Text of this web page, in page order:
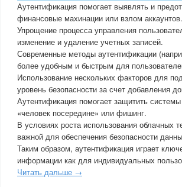
Аутентификация помогает выявлять и
финансовые махинации или взлом аккаунтов.
Упрощение процесса управления
изменение и удаление учетных записей.
Современные методы аутентификации
более удобным и быстрым для
Использование нескольких факторов для
уровень безопасности за счет добавления
Аутентификация помогает защитить
«человек посередине» или фишинг.
В условиях роста использования облачных
важной для обеспечения безопасности
Таким образом, аутентификация играет
информации как для индивидуальных
Читать дальше →